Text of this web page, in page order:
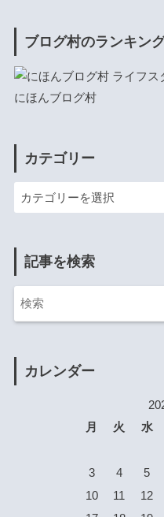
ブログ村のランキン
にほんブログ村
カテゴリー
記事を検索
カレンダー
月
火 水
3
4 5
10
11 12